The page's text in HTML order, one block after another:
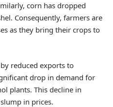
corn has dropped
Consequently, farmers are
as they bring their crops to
reduced exports to
drop in demand for
plants. This decline in
in prices.